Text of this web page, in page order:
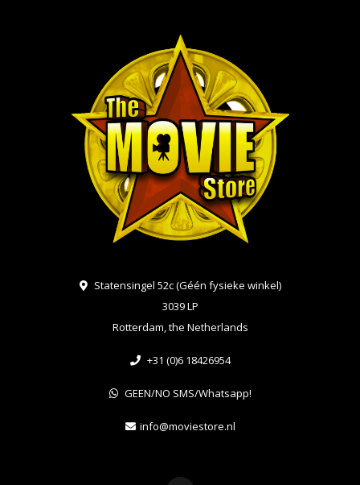
Statensingel 52c (Géén fysieke winkel)
3039 LP
Rotterdam, the Netherlands
+31 (0)6 18426954
GEEN/NO SMS/Whatsapp!
info@moviestore.nl